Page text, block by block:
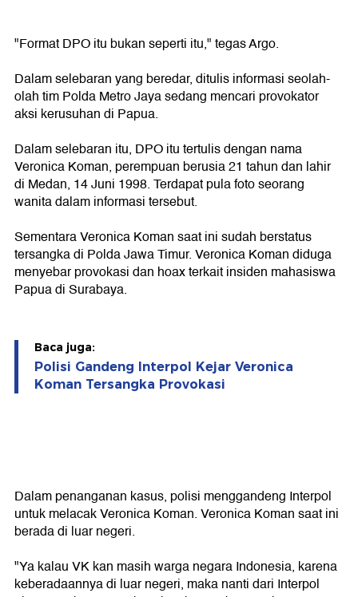
"Format DPO itu bukan seperti itu," tegas Argo.
Dalam selebaran yang beredar, ditulis informasi seolah-
olah tim Polda Metro Jaya sedang mencari provokator
aksi kerusuhan di Papua.
Dalam selebaran itu, DPO itu tertulis dengan nama
Veronica Koman, perempuan berusia 21 tahun dan lahir
di Medan, 14 Juni 1998. Terdapat pula foto seorang
wanita dalam informasi tersebut.
Sementara Veronica Koman saat ini sudah berstatus
tersangka di Polda Jawa Timur. Veronica Koman diduga
menyebar provokasi dan hoax terkait insiden mahasiswa
Papua di Surabaya.
Baca juga:
Polisi Gandeng Interpol Kejar Veronica
Koman Tersangka Provokasi
Dalam penanganan kasus, polisi menggandeng Interpol
untuk melacak Veronica Koman. Veronica Koman saat ini
berada di luar negeri.
"Ya kalau VK kan masih warga negara Indonesia, karena
keberadaannya di luar negeri, maka nanti dari Interpol